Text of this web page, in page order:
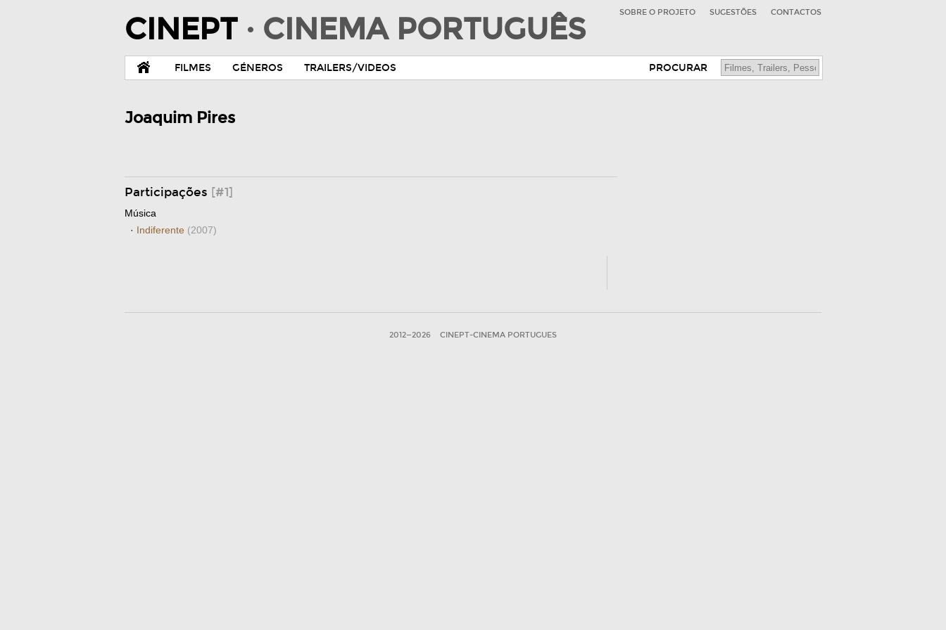
CINEPT · CINEMA PORTUGUÊS SOBRE O PROJETO SUGESTÕES CONTACTOS
FILMES GÉNEROS TRAILERS/VIDEOS PROCURAR
Joaquim Pires
Participações [#1]
Música
· Indiferente (2007)
2012—2026 CINEPT-CINEMA PORTUGUES